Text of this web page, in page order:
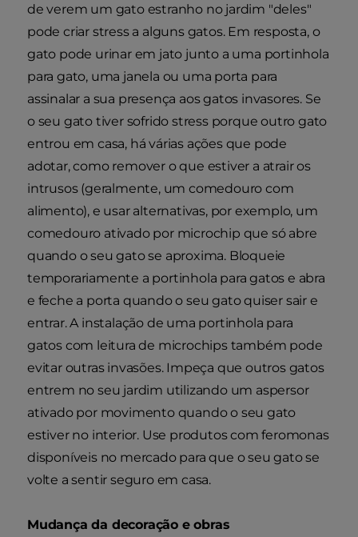
de verem um gato estranho no jardim "deles"
pode criar stress a alguns gatos. Em resposta, o
gato pode urinar em jato junto a uma portinhola
para gato, uma janela ou uma porta para
assinalar a sua presença aos gatos invasores. Se
o seu gato tiver sofrido stress porque outro gato
entrou em casa, há várias ações que pode
adotar, como remover o que estiver a atrair os
intrusos (geralmente, um comedouro com
alimento), e usar alternativas, por exemplo, um
comedouro ativado por microchip que só abre
quando o seu gato se aproxima. Bloqueie
temporariamente a portinhola para gatos e abra
e feche a porta quando o seu gato quiser sair e
entrar. A instalação de uma portinhola para
gatos com leitura de microchips também pode
evitar outras invasões. Impeça que outros gatos
entrem no seu jardim utilizando um aspersor
ativado por movimento quando o seu gato
estiver no interior. Use produtos com feromonas
disponíveis no mercado para que o seu gato se
volte a sentir seguro em casa.
Mudança da decoração e obras